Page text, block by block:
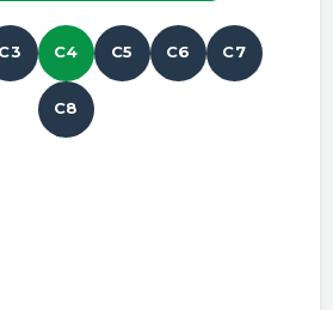
C3 C4 C5 C6 C7
C8